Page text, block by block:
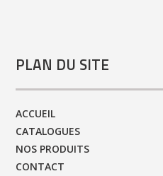
PLAN DU SITE
ACCUEIL
CATALOGUES
NOS PRODUITS
CONTACT